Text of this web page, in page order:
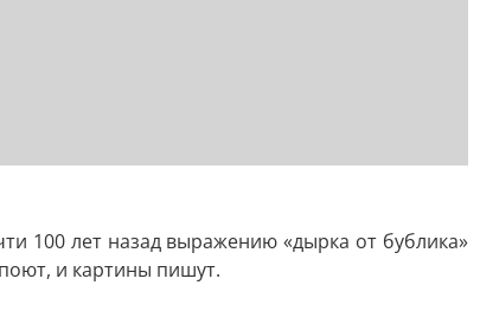
100 лет назад выражению «дырка от бублика»
и картины пишут.